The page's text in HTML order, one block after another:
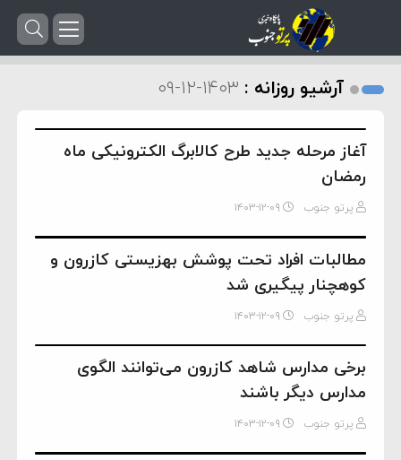
آرشیو روزانه : ۱۴۰۳-۱۲-۰۹
آغاز مرحله جدید طرح کالابرگ الکترونیکی ماه
رمضان
پرتو جنوب ۱۴۰۳-۱۲-۰۹
مطالبات افراد تحت پوشش بهزیستی کازرون و
کوهچنار پیگیری شد
پرتو جنوب ۱۴۰۳-۱۲-۰۹
برخی مدارس شاهد کازرون می‌توانند الگوی
مدارس دیگر باشند
پرتو جنوب ۱۴۰۳-۱۲-۰۹